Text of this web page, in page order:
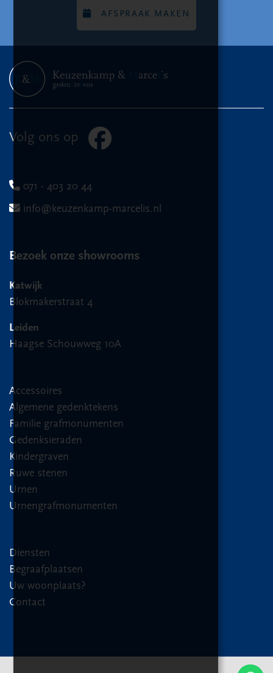
AFSPRAAK MAKEN
Volg ons op
071 - 403 20 44
info@keuzenkamp-marcelis.nl
Bezoek onze showrooms
Katwijk
Blokmakerstraat 4
Leiden
Haagse Schouwweg 10A
Accessoires
Algemene gedenktekens
Familie grafmonumenten
Gedenksieraden
Kindergraven
Ruwe stenen
Urnen
Urnengrafmonumenten
Diensten
Begraafplaatsen
Uw woonplaats?
Contact